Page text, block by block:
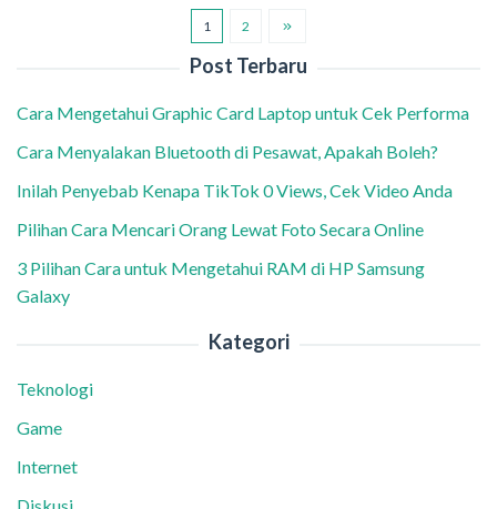
1 2
Post Terbaru
Cara Mengetahui Graphic Card Laptop untuk Cek Performa
Cara Menyalakan Bluetooth di Pesawat, Apakah Boleh?
Inilah Penyebab Kenapa TikTok 0 Views, Cek Video Anda
Pilihan Cara Mencari Orang Lewat Foto Secara Online
3 Pilihan Cara untuk Mengetahui RAM di HP Samsung
Galaxy
Kategori
Teknologi
Game
Internet